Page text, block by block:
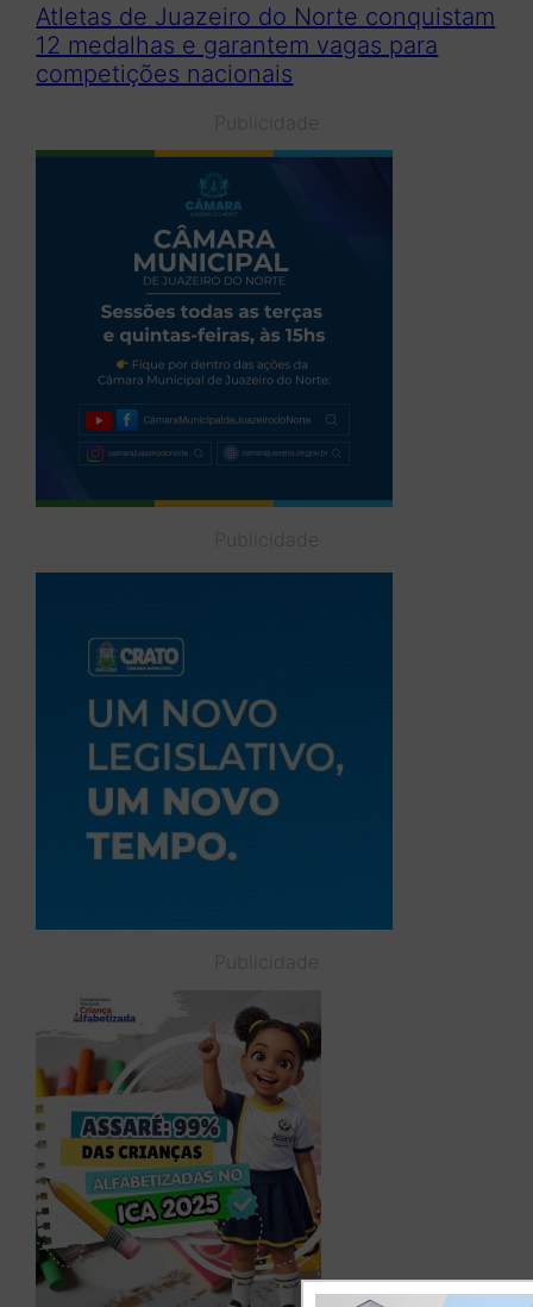
Atletas de Juazeiro do Norte conquistam
12 medalhas e garantem vagas para
competições nacionais
Publicidade
Publicidade
Publicidade